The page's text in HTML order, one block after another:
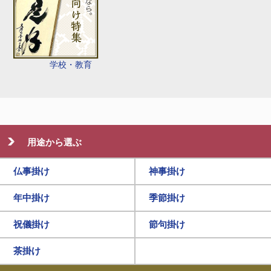
学校・教育
用途から選ぶ
仏事掛け 神事掛け
年中掛け 季節掛け
祝儀掛け 節句掛け
茶掛け